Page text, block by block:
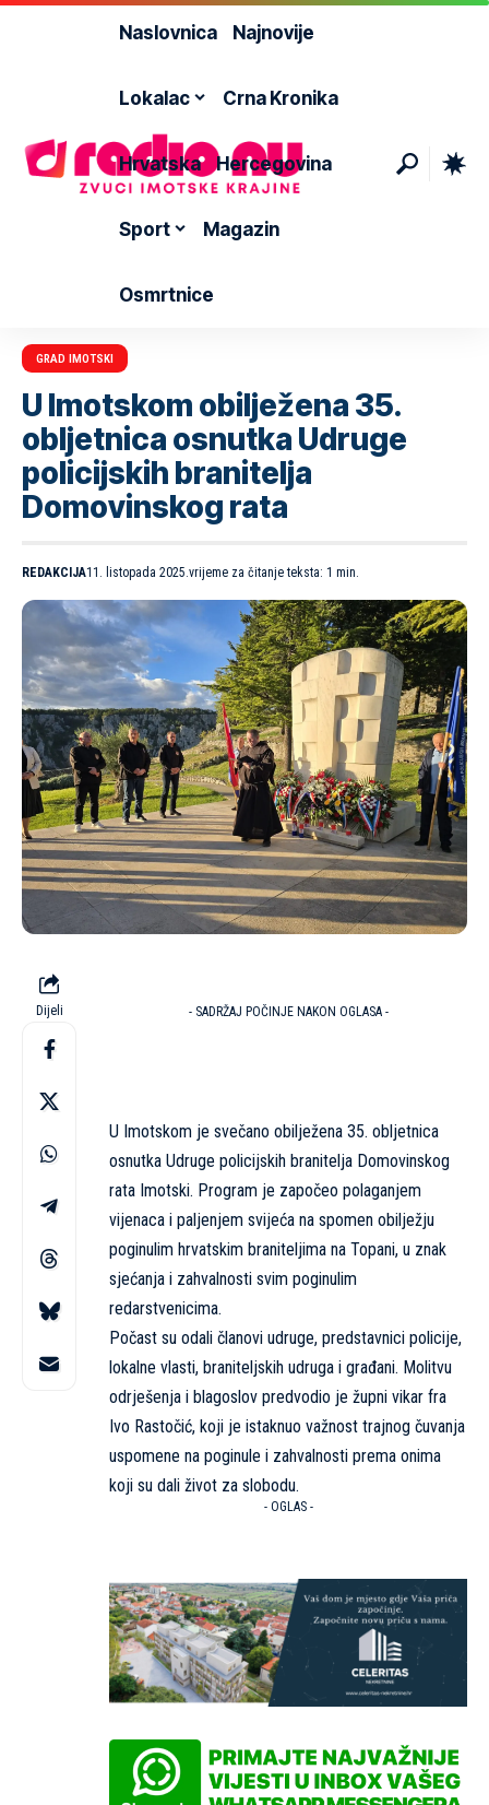
Naslovnica Najnovije
Lokalac Crna Kronika
Hrvatska Hercegovina
Sport Magazin
Osmrtnice
GRAD IMOTSKI
U Imotskom obilježena 35.
obljetnica osnutka Udruge
policijskih branitelja
Domovinskog rata
REDAKCIJA11. listopada 2025.vrijeme za čitanje teksta: 1 min.
Dijeli - SADRŽAJ POČINJE NAKON OGLASA -
U Imotskom je svečano obilježena 35. obljetnica
osnutka Udruge policijskih branitelja Domovinskog
rata Imotski. Program je započeo polaganjem
vijenaca i paljenjem svijeća na spomen obilježju
poginulim hrvatskim braniteljima na Topani, u znak
sjećanja i zahvalnosti svim poginulim
redarstvenicima.
Počast su odali članovi udruge, predstavnici policije,
lokalne vlasti, braniteljskih udruga i građani. Molitvu
odrješenja i blagoslov predvodio je župni vikar fra
Ivo Rastočić, koji je istaknuo važnost trajnog čuvanja
uspomene na poginule i zahvalnosti prema onima
koji su dali život za slobodu.
- OGLAS -